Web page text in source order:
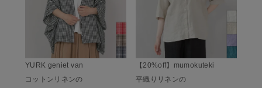
YURK geniet van
コットンリネンの
【20%off】mumokuteki
平織りリネンの